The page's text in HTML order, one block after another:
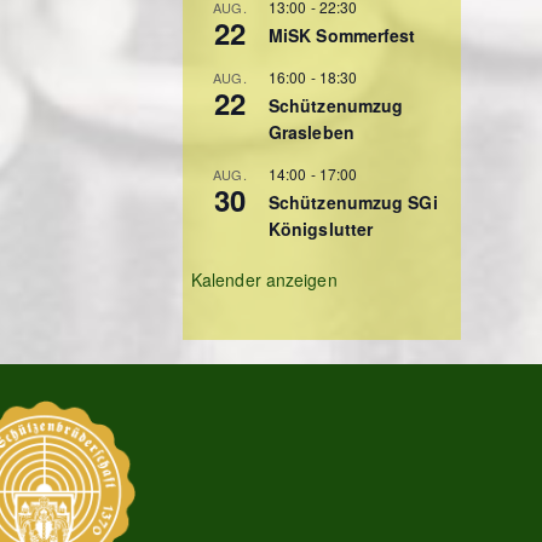
AUG.
22
13:00 -22:30
MiSK Sommerfest
AUG.
22
16:00 - 18:30
Schützenumzug
Grasleben
AUG.
30
14:00 - 17:00
Schützenumzug SGi
Königslutter
Kalender anzeigen